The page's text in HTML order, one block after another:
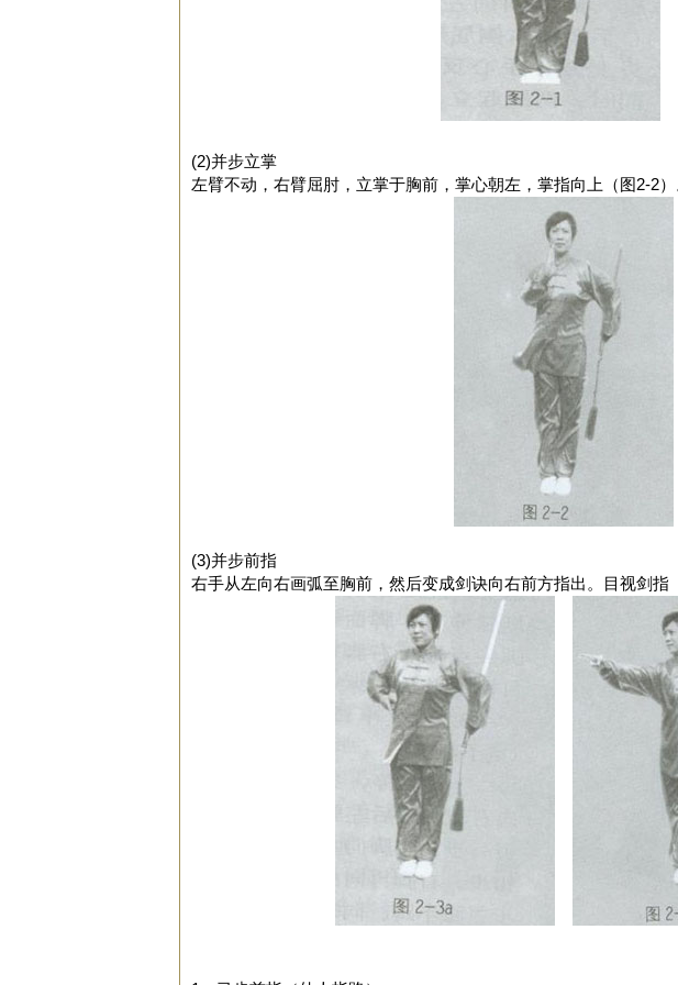
(2)并步立掌
左臂不动，右臂屈肘，立掌于胸前，掌心朝左，掌指向上（图2-2
(3)并步前指
右手从左向右画弧至胸前，然后变成剑诀向右前方指出。目视剑指